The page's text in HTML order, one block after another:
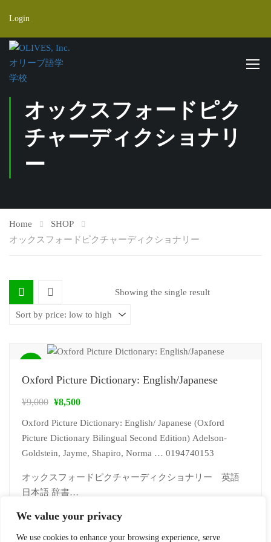
We value your privacy
We use cookies to enhance your browsing experience, serve
Login
オックスフォードピク
チャーディクショナリ
ー
Home
SHOP
オックスフォードピクチャーディクショナリー
Showing the single result
Oxford Picture Dictionary: English/Japanese
¥9,000 ¥8,500
Oxford Picture Dictionary: English/ Japanese (Oxford
Picture Dictionary Bilingual Second Edition) Adelson-
Goldstein, Jayme, Shapiro, Norma … 0194740153
オックスフォードピクチャーディクショナリー 英語
日本語 辞書…